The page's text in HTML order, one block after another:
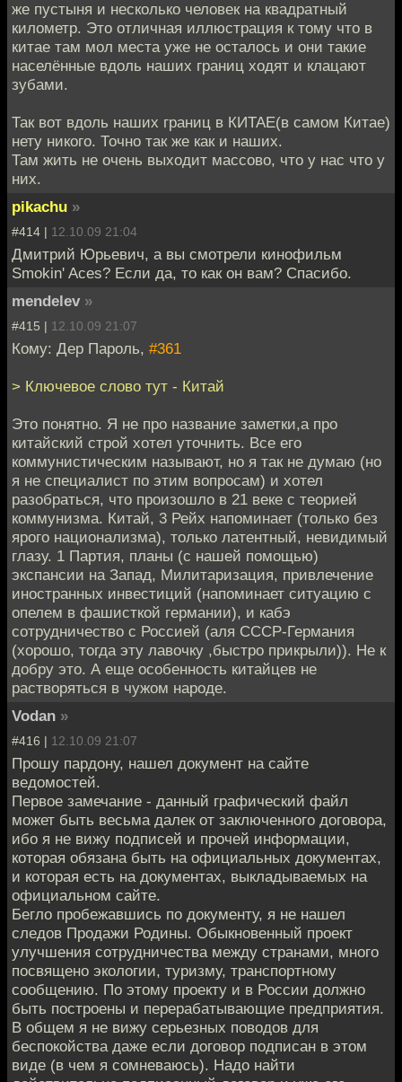
же пустыня и несколько человек на квадратный
километр. Это отличная иллюстрация к тому что в
китае там мол места уже не осталось и они такие
населённые вдоль наших границ ходят и клацают
зубами.
Так вот вдоль наших границ в КИТАЕ(в самом Китае)
нету никого. Точно так же как и наших.
Там жить не очень выходит массово, что у нас что у
них.
pikachu »
#414 | 12.10.09 21:04
Дмитрий Юрьевич, а вы смотрели кинофильм
Smokin' Aces? Если да, то как он вам? Спасибо.
mendelev »
#415 | 12.10.09 21:07
Кому: Дер Пароль, #361
> Ключевое слово тут - Китай
Это понятно. Я не про название заметки,а про
китайский строй хотел уточнить. Все его
коммунистическим называют, но я так не думаю (но
я не специалист по этим вопросам) и хотел
разобраться, что произошло в 21 веке с теорией
коммунизма. Китай, 3 Рейх напоминает (только без
ярого национализма), только латентный, невидимый
глазу. 1 Партия, планы (с нашей помощью)
экспансии на Запад, Милитаризация, привлечение
иностранных инвестиций (напоминает ситуацию с
опелем в фашисткой германии), и кабэ
сотрудничество с Россией (аля СССР-Германия
(хорошо, тогда эту лавочку ,быстро прикрыли)). Не к
добру это. А еще особенность китайцев не
растворяться в чужом народе.
Vodan »
#416 | 12.10.09 21:07
Прошу пардону, нашел документ на сайте
ведомостей.
Первое замечание - данный графический файл
может быть весьма далек от заключенного договора,
ибо я не вижу подписей и прочей информации,
которая обязана быть на официальных документах,
и которая есть на документах, выкладываемых на
официальном сайте.
Бегло пробежавшись по документу, я не нашел
следов Продажи Родины. Обыкновенный проект
улучшения сотрудничества между странами, много
посвящено экологии, туризму, транспортному
сообщению. По этому проекту и в России должно
быть построены и перерабатывающие предприятия.
В общем я не вижу серьезных поводов для
беспокойства даже если договор подписан в этом
виде (в чем я сомневаюсь). Надо найти